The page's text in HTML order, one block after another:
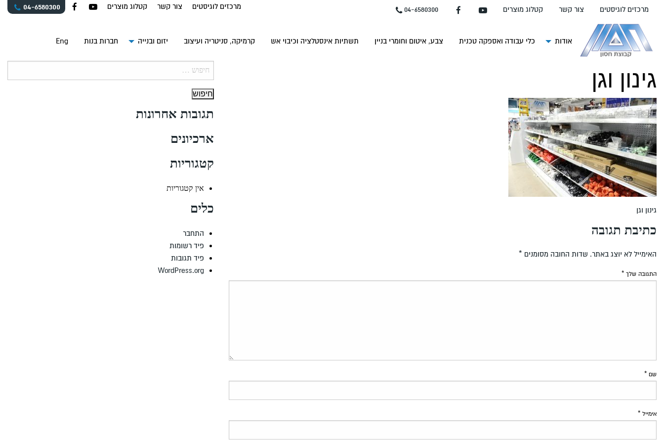
העמוד
מרכזים לוגיסטים צור קשר קטלוג מוצרים 04-6580300 מרכזים לוגיסטים צור קשר קטלוג מוצרים 04-6580300
אודות כלי עבודה ואספקה טכנית צבע, איטום וחומרי בניין תשתיות אינסטלציה וכיבוי אש קרמיקה, סניטריה ועיצוב יזום ובנייה חברות בנות Eng
גינון וגן
גינון וגן
כתיבת תגובה
האימייל לא יוצג באתר. שדות החובה מסומנים *
התגובה שלך *
שם *
אימייל *
תגובות אחרונות
ארכיונים
קטגוריות
אין קטגוריות
כלים
התחבר
פיד רשומות
פיד תגובות
WordPress.org